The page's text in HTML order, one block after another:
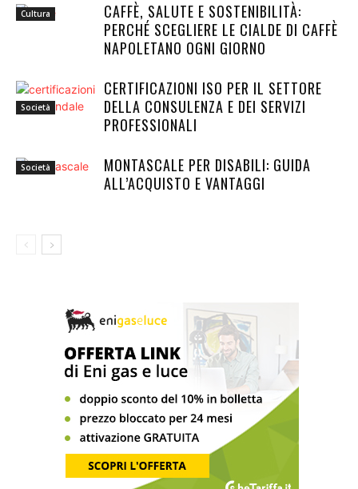
Cultura
CAFFÈ, SALUTE E SOSTENIBILITÀ:
PERCHÉ SCEGLIERE LE CIALDE DI CAFFÈ
NAPOLETANO OGNI GIORNO
Società
CERTIFICAZIONI ISO PER IL SETTORE
DELLA CONSULENZA E DEI SERVIZI
PROFESSIONALI
Società
MONTASCALE PER DISABILI: GUIDA
ALL’ACQUISTO E VANTAGGI